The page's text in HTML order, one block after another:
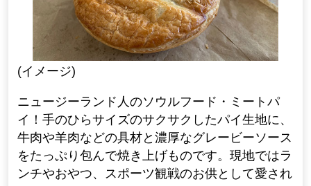
(イメージ)
ニュージーランド人のソウルフード・ミートパ
イ！手のひらサイズのサクサクしたパイ生地に、
牛肉や羊肉などの具材と濃厚なグレービーソース
をたっぷり包んで焼き上げものです。現地ではラ
ンチやおやつ、スポーツ観戦のお供として愛され